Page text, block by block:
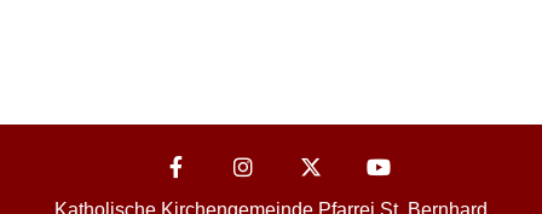
Katholische Kirchengemeinde Pfarrei St. Bernhard